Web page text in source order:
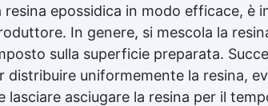
resina epossidica in modo efficace, è
In genere, si mescola la
sulla superficie preparata.
distribuire uniformemente la resina,
lasciare asciugare la resina per il